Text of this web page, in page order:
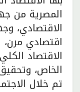
المصرية من
الاقتصادي،
اقتصادي
الاقتصاد
الخاص،
تم خلال